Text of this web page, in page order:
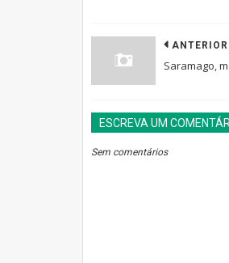
ANTERIOR
Saramago,
ESCREVA UM
Sem comentários